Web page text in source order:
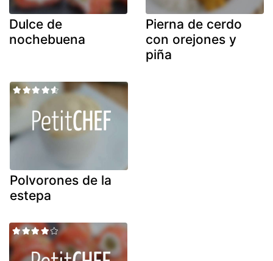
Dulce de
nochebuena
Pierna de cerdo
con orejones y
piña
Polvorones de la
estepa